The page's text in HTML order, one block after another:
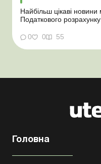
Найбільш цікаві
Податкового
відстрочки від призову
Кабмін утворив
0 0 55
Головна